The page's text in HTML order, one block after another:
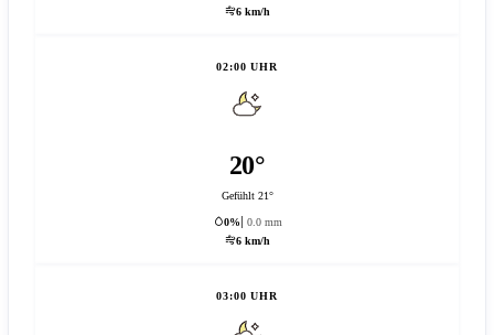
6 km/h
02:00 UHR
20°
Gefühlt 21°
0%
0.0 mm
6 km/h
03:00 UHR